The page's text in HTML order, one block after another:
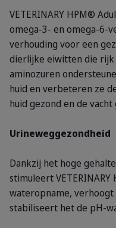
VETERINARY HPM®
omega-3- en omega-6-
verhouding voor een
dierlijke eiwitten die rijk
aminozuren
huid en verbeteren ze
huid gezond en de
Urineweggezondheid
Dankzij het hoge
stimuleert
wateropname,
stabiliseert het de pH-